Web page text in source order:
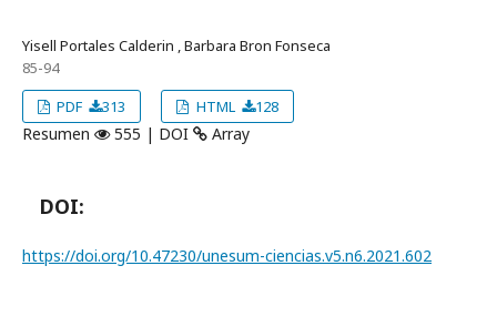
Yisell Portales Calderin , Barbara Bron Fonseca
85-94
PDF
313 HTML 128
Resumen 555 | DOI Array
DOI:
https://doi.org/10.47230/unesum-ciencias.v5.n6.2021.602